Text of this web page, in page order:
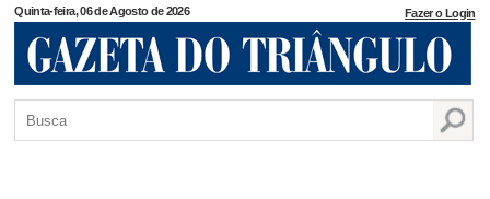
Quinta-feira, 06 de Agosto de 2026 Fazer o Login